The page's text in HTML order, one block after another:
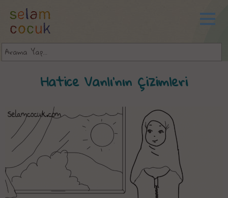
Hatice Vanlı'nın Çizimleri